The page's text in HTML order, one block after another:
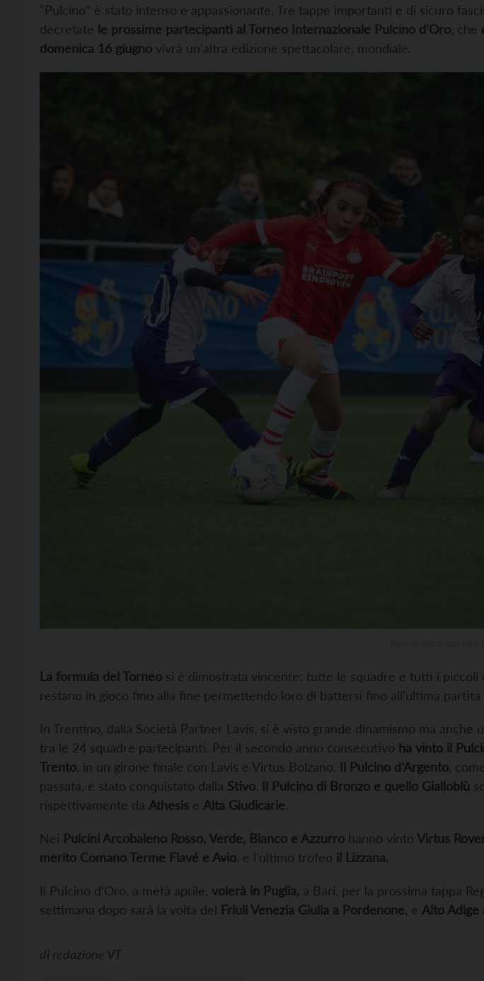
“Pulcino” è stato intenso e appassionante. Tre tappe importanti e di sicuro
decretate le prossime partecipanti al Torneo Internazionale Pulcino d’Oro , che
domenica 16 giugno vivrà un’altra edizione spettacolare, mondiale.
La formula del Torneo si è dimostrata vincente: tutte le squadre e tutti i piccoli
restano in gioco fino alla fine permettendo loro di battersi fino all’ultima
In Trentino, dalla Società Partner Lavis, si è visto grande dinamismo ma anche
tra le 24 squadre partecipanti. Per il secondo anno consecutivo ha vinto il
Trento, in un girone finale con Lavis e Virtus Bolzano. Il Pulcino d’Argento,
passata, è stato conquistato dalla Stivo. Il Pulcino di Bronzo e quello Gialloblù
rispettivamente da Athesis e Alta Giudicarie.
Nei Pulcini Arcobaleno Rosso, Verde, Bianco e Azzurro hanno vinto Virtus
merito Comano Terme Fiavé e Avio, e l’ultimo trofeo il Lizzana.
Il Pulcino d’Oro, a metà aprile, volerà in Puglia, a Bari, per la prossima tappa
settimana dopo sarà la volta del Friuli Venezia Giulia a Pordenone, e Alto Adige
di redazione VT